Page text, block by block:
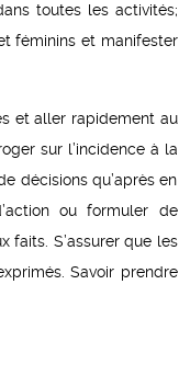
toutes les activités;
féminins et manifester
et aller rapidement au
sur l’incidence à la
décisions qu’après en
ou formuler de
faits. S’assurer que les
Savoir prendre